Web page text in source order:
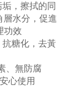
，擦拭的同
層水分，促進
功效
抗糖化，去黃
、無防腐
心使用